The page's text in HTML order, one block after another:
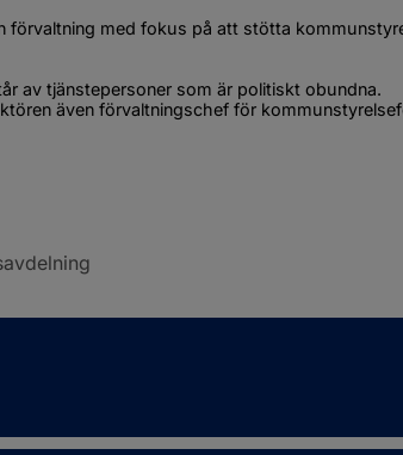
förvaltning med fokus på att stötta
av tjänstepersoner som är politiskt obundna.
även förvaltningschef för